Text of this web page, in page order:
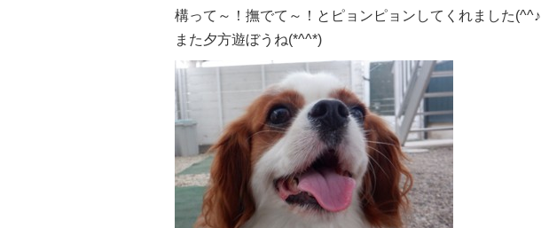
構って～！撫でて～！とピョンピョンしてくれました(^^♪
また夕方遊ぼうね(*^^*)